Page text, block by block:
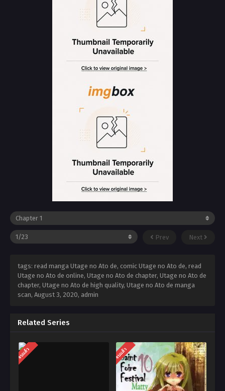
Prev Next
tags: read manga Utage no Ato de, comic Utage no Ato de, read
Utage no Ato de online, Utage no Ato de chapter, Utage no Ato de
chapter, Utage no Ato de high quality, Utage no Ato de manga
scan, August 3, 2020, admin
Related Series
จบแล้ว จบแล้ว